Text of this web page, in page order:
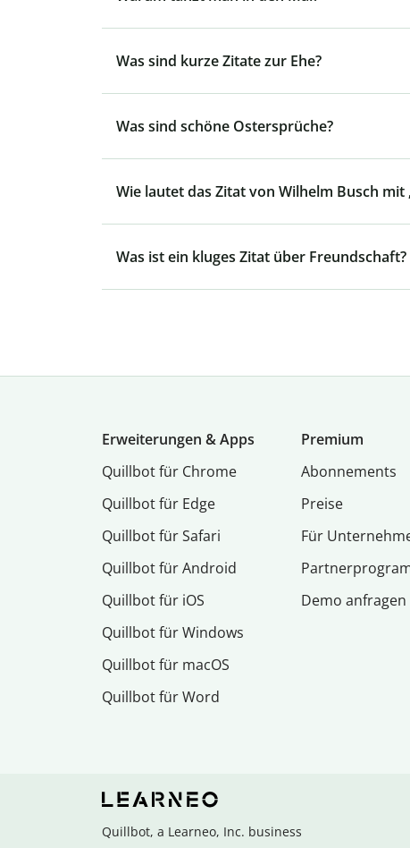
Was sind kurze Zitate zur Ehe?
Was sind schöne Ostersprüche?
Wie lautet das Zitat von Wilhelm Busch mit
Was ist ein kluges Zitat über Freundschaft?
Erweiterungen & Apps
Quillbot für Chrome
Quillbot für Edge
Quillbot für Safari
Quillbot für Android
Quillbot für iOS
Quillbot für Windows
Quillbot für macOS
Quillbot für Word
Premium
Abon­ne­ments
Preise
Für
Demo anfragen
Quillbot, a Learneo, Inc. business